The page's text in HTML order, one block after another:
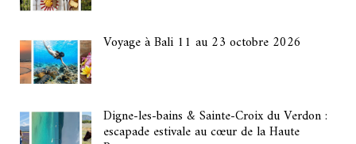
Voyage à Bali 11 au 23 octobre 2026
Digne-les-bains & Sainte-Croix du Verdon :
escapade estivale au cœur de la Haute